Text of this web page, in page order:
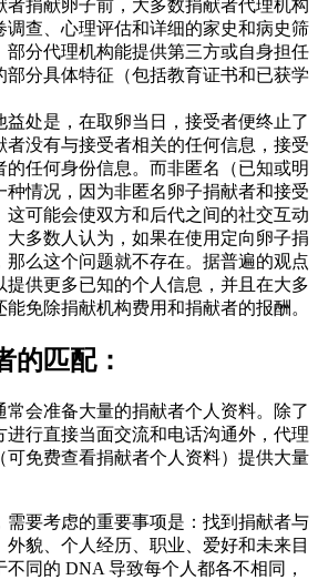
者捐献卵子前，大多数捐献者代理机构
调查、心理评估和详细的家史和病史筛
部分代理机构能提供第三方或自身担任
部分具体特征（包括教育证书和已获学
处是，在取卵当日，接受者便终止了
者没有与接受者相关的任何信息，接受
任何身份信息。而非匿名（已知或明
种情况，因为非匿名卵子捐献者和接受
这可能会使双方和后代之间的社交互动
大多数人认为，如果在使用定向卵子捐
那么这个问题就不存在。据普遍的观点
提供更多已知的个人信息，并且在大多
免除捐献机构费用和捐献者的报酬。
的匹配：
常会准备大量的捐献者个人资料。除了
进行直接当面交流和电话沟通外，代理
可免费查看捐献者个人资料）提供大量
需要考虑的重要事项是：找到捐献者与
貌、个人经历、职业、爱好和未来目
同的 DNA 导致每个人都各不相同，